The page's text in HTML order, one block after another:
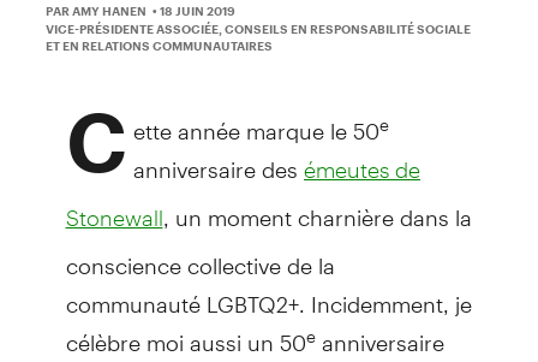
PAR AMY HANEN • 18 JUIN 2019
VICE-PRÉSIDENTE ASSOCIÉE, CONSEILS EN RESPONSABILITÉ SOCIALE
ET EN RELATIONS COMMUNAUTAIRES
Cette année marque le 50e
anniversaire des émeutes de
Stonewall , un moment charnière dans la
conscience collective de la
communauté LGBTQ2+. Incidemment, je
célèbre moi aussi un 50eanniversaire